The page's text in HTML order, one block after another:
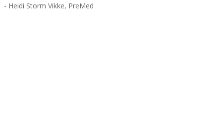
- Heidi Storm Vikke, PreMed